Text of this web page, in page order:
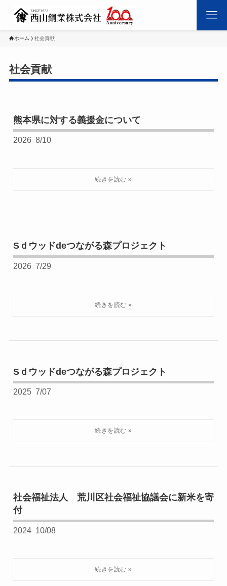
ホーム 社会貢献
社会貢献
熊本県に対する義援金について
2026 8/10
Sｄウッドdeつながる森プロジェクト
2026 7/29
Sｄウッドdeつながる森プロジェクト
2025 7/07
社会福祉法人 荒川区社会福祉協議会に新米を寄
付
2024 10/08